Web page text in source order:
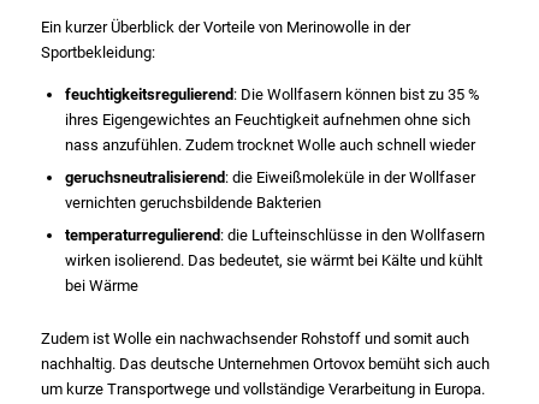
Ein kurzer Überblick der Vorteile von Merinowolle in der
Sportbekleidung:
feuchtigkeitsregulierend : Die Wollfasern können bist zu 35 %
ihres Eigengewichtes an Feuchtigkeit aufnehmen ohne sich
nass anzufühlen. Zudem trocknet Wolle auch schnell wieder
geruchsneutralisierend : die Eiweißmoleküle in der Wollfaser
vernichten geruchsbildende Bakterien
temperaturregulierend : die Lufteinschlüsse in den Wollfasern
wirken isolierend. Das bedeutet, sie wärmt bei Kälte und kühlt
bei Wärme
Zudem ist Wolle ein nachwachsender Rohstoff und somit auch
nachhaltig. Das deutsche Unternehmen Ortovox bemüht sich auch
um kurze Transportwege und vollständige Verarbeitung in Europa.